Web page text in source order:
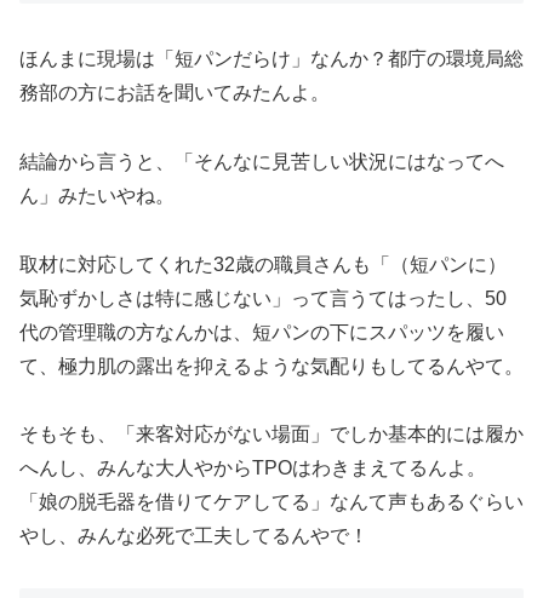
ほんまに現場は「短パンだらけ」なんか？都庁の環境局総
務部の方にお話を聞いてみたんよ。
結論から言うと、「そんなに見苦しい状況にはなってへ
ん」みたいやね。
取材に対応してくれた32歳の職員さんも「（短パンに）
気恥ずかしさは特に感じない」って言うてはったし、50
代の管理職の方なんかは、短パンの下にスパッツを履い
て、極力肌の露出を抑えるような気配りもしてるんやて。
そもそも、「来客対応がない場面」でしか基本的には履か
へんし、みんな大人やからTPOはわきまえてるんよ。
「娘の脱毛器を借りてケアしてる」なんて声もあるぐらい
やし、みんな必死で工夫してるんやで！